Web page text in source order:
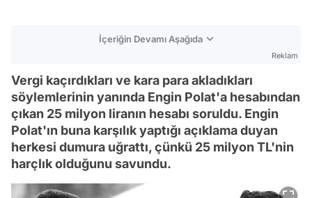
İçeriğin Devamı Aşağıda
Reklam
Vergi kaçırdıkları ve kara para akladıkları
söylemlerinin yanında Engin Polat'a hesabından
çıkan 25 milyon liranın hesabı soruldu. Engin
Polat'ın buna karşılık yaptığı açıklama duyan
herkesi dumura uğrattı, çünkü 25 milyon TL'nin
harçlık olduğunu savundu.